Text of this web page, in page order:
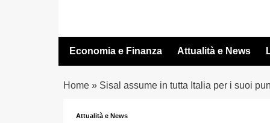
contenuto
Economia e Finanza Attualità e News
Home» Sisal assume in tutta Italia per i suoi
Attualità e News